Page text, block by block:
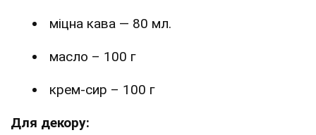
міцна кава — 80 мл.
масло – 100 г
крем-сир – 100 г
Для декору: